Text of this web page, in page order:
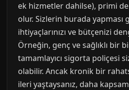
ek hizmetler dahilse), primi
olur. Sizlerin burada yapması
ihtiyaçlarınızı ve bütçenizi
Örneğin, genç ve sağlıklı bir
tamamlayıcı sigorta poliçesi
olabilir. Ancak kronik bir
ileri yaştaysanız, daha